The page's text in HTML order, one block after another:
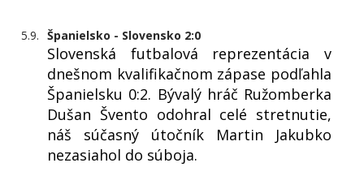
5.9. Španielsko - Slovensko 2:0
Slovenská futbalová reprezentácia v
dnešnom kvalifikačnom zápase podľahla
Španielsku 0:2. Bývalý hráč Ružomberka
Dušan Švento odohral celé stretnutie,
náš súčasný útočník Martin Jakubko
nezasiahol do súboja.